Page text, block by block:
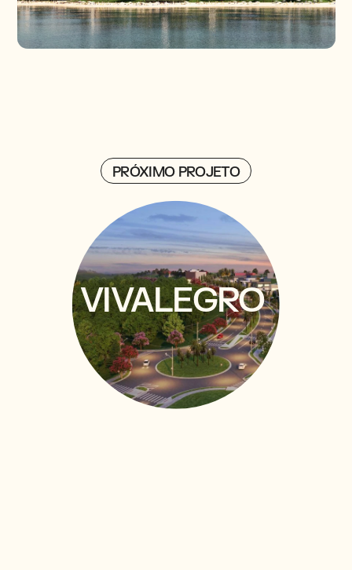
PRÓXIMO PROJETO
VIVALEGRO
VIVALEGRO